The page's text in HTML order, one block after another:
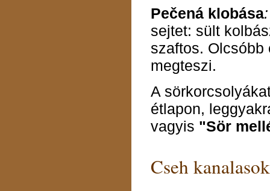
Pečená klobása
sejtet: sült
szaftos. Olcsóbb
megteszi.
A
étlapon,
vagyis "Sör
Cseh